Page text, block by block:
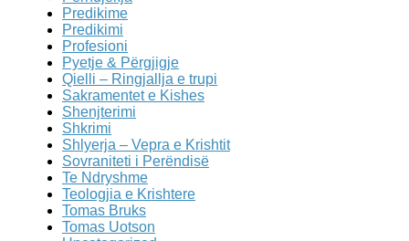
Predikime
Predikimi
Profesioni
Pyetje & Përgjigje
Qielli – Ringjallja e trupi
Sakramentet e Kishes
Shenjterimi
Shkrimi
Shlyerja – Vepra e Krishtit
Sovraniteti i Perëndisë
Te Ndryshme
Teologjia e Krishtere
Tomas Bruks
Tomas Uotson